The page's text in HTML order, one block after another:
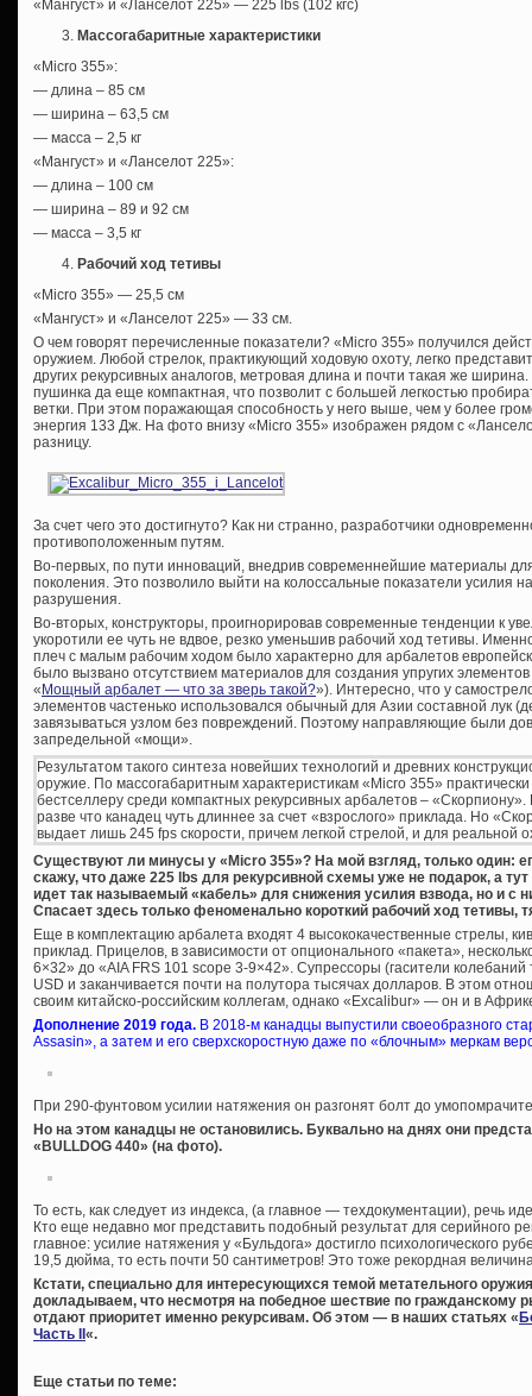
«Мангуст» и «Ланселот 225» — 225 lbs (102 кгс)
Массогабаритные характеристики
«Micro 355»:
— длина – 85 см
— ширина – 63,5 см
— масса – 2,5 кг
«Мангуст» и «Ланселот 225»:
— длина – 100 см
— ширина – 89 и 92 см
— масса – 3,5 кг
Рабочий ход тетивы
«Micro 355» — 25,5 см
«Мангуст» и «Ланселот 225» — 33 см.
О чем говорят перечисленные показатели? «Micro 355» получился
оружием. Любой стрелок, практикующий ходовую охоту, легко
других рекурсивных аналогов, метровая длина и почти такая же
пушинка да еще компактная, что позволит с большей легкостью
ветки. При этом поражающая способность у него выше, чем у более
энергия 133 Дж. На фото внизу «Micro 355» изображен рядом с
разницу.
За счет чего это достигнуто? Как ни странно, разработчики
противоположенным путям.
Во-первых, по пути инноваций, внедрив современнейшие материалы
поколения. Это позволило выйти на колоссальные показатели усилия
разрушения.
Во-вторых, конструкторы, проигнорировав современные тенденции к
укоротили ее чуть не вдвое, резко уменьшив рабочий ход тетивы.
плеч с малым рабочим ходом было характерно для арбалетов
было вызвано отсутствием материалов для создания упругих
« Мощный арбалет — что за зверь такой?»). Интересно, что у
элементов частенько использовался обычный для Азии составной лук
завязываться узлом без повреждений. Поэтому направляющие были
запредельной «мощи».
Результатом такого синтеза новейших технологий и древних
оружие. По массогабаритным характеристикам «Micro 355»
бестселлеру среди компактных рекурсивных арбалетов –
разве что канадец чуть длиннее за счет «взрослого» приклада. Но
выдает лишь 245 fps скорости, причем легкой стрелой, и для реальной
Существуют ли минусы у «Micro 355»? На мой взгляд, только один:
скажу, что даже 225 lbs для рекурсивной схемы уже не подарок, а
идет так называемый «кабель» для снижения усилия взвода, но и с
Спасает здесь только феноменально короткий рабочий ход тетивы,
Еще в комплектацию арбалета входят 4 высококачественные стрелы,
приклад. Прицелов, в зависимости от опционального «пакета»,
6×32» до «AIA FRS 101 scope 3-9×42». Супрессоры (гасители колебаний
USD и заканчивается почти на полутора тысячах долларов. В этом
своим китайско-российским коллегам, однако «Excalibur» — он и в
Дополнение 2019 года. В 2018-м канадцы выпустили своеобразного
Assasin», а затем и его сверхскоростную даже по «блочным» меркам
При 290-фунтовом усилии натяжения он разгонят болт до
Но на этом канадцы не остановились. Буквально на днях они
«BULLDOG 440» (на фото).
То есть, как следует из индекса, (а главное — техдокументации), речь
Кто еще недавно мог представить подобный результат для серийного
главное: усилие натяжения у «Бульдога» достигло психологического
19,5 дюйма, то есть почти 50 сантиметров! Это тоже рекордная
Кстати, специально для интересующихся темой метательного
докладываем, что несмотря на победное шествие по гражданскому
отдают приоритет именно рекурсивам. Об этом — в наших статьях «
Часть II «.
Еще статьи по теме: